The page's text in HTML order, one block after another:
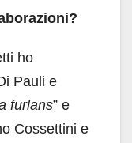
ho
Pauli e
furlans” e
Cossettini e